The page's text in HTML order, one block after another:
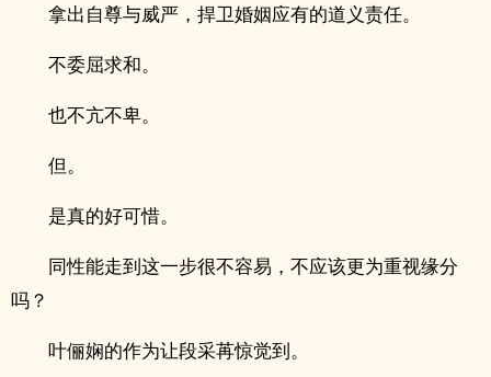
拿出自尊与威严，捍卫婚姻应有的道义责任。
不委屈求和。
也不亢不卑。
但。
是真的好可惜。
同性能走到这一步很不容易，不应该更为重视缘分
吗？
叶俪娴的作为让段采苒惊觉到。